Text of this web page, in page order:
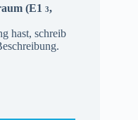
(E1 3,
hast, schreib